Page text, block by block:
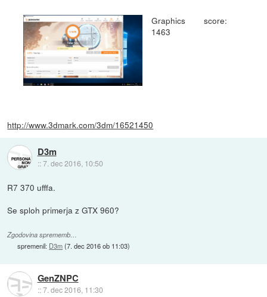
Graphics score:
1463
http://www.3dmark.com/3dm/16521450
D3m
::7. dec 2016, 10:50
R7 370 ufffa.
Se sploh primerja z GTX 960?
Zgodovina sprememb…
spremenil: D3m(7. dec 2016 ob 11:03)
GenZNPC
::7. dec 2016, 11:30